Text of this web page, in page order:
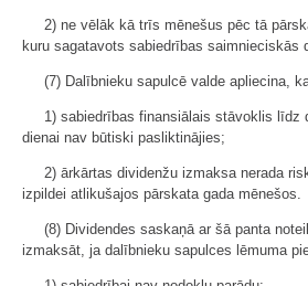
2) ne vēlāk kā trīs mēnešus pēc tā
kuru sagatavots sabiedrības saimnieciskās
(7) Dalībnieku sapulcē valde apliecina,
1) sabiedrības finansiālais stāvoklis līdz
dienai nav būtiski pasliktinājies;
2) ārkārtas dividenžu izmaksa nerada
izpildei atlikušajos pārskata gada mēnešos.
(8) Dividendes saskaņā ar šā panta
izmaksāt, ja dalībnieku sapulces lēmuma